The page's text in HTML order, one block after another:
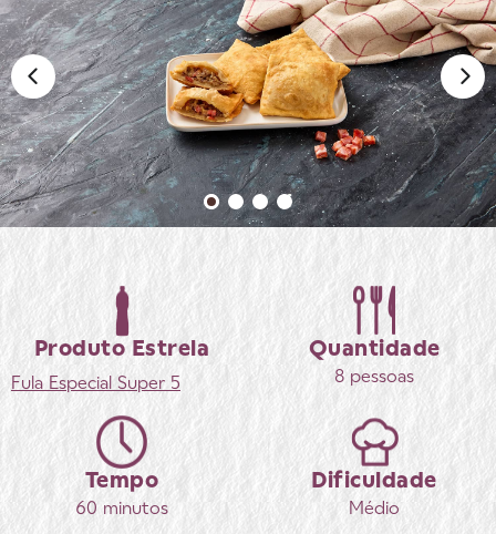
Produto Estrela
Fula Especial Super 5
Quantidade
8 pessoas
Tempo
60 minutos
Dificuldade
Médio